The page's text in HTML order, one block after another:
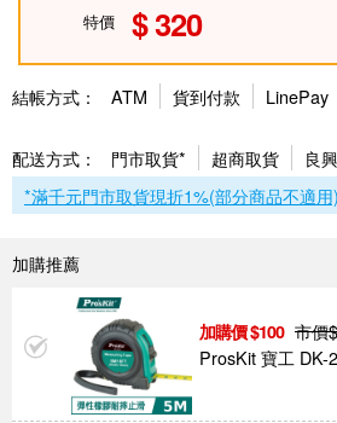
特價 320
結帳方式： ATM 貨到付款 LinePay
配送方式： 門市取貨* 超商取貨
良
*滿千元門市取貨現折1%(部分商品不適
加購推薦
100 市價$
ProsKit 寶工 DK-